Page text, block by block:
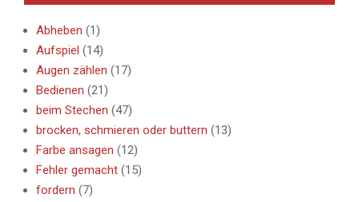
Abheben (1)
Aufspiel (14)
Augen zählen (17)
Bedienen (21)
beim Stechen (47)
brocken, schmieren oder buttern (13)
Farbe ansagen (12)
Fehler gemacht (15)
fordern (7)